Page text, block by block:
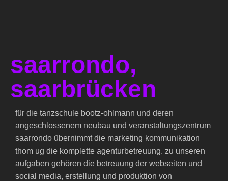
saarrondo,
saarbrücken
für die tanzschule bootz-ohlmann und deren
angeschlossenem neubau und veranstaltungszentrum
saarrondo übernimmt die marketing kommunikation
thom ug die komplette agenturbetreuung. zu unseren
aufgaben gehören die betreuung der webseiten und
social media, erstellung und produktion von